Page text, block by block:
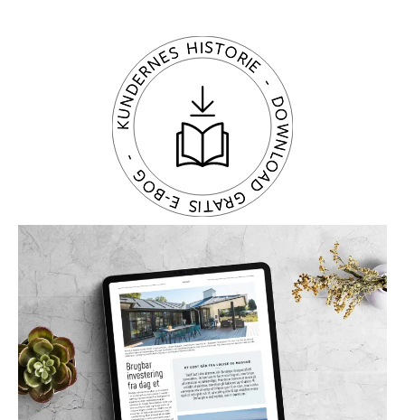
KUNDERNES HISTORIE - DOWNLOAD GRATIS E-BOG -